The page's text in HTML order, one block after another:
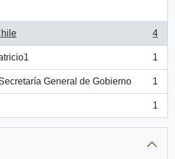
4
1
General de Gobierno 1
1